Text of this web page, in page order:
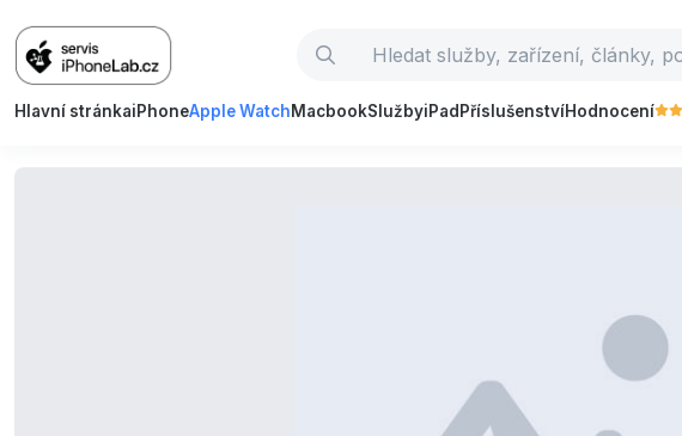
Hlavní stránkaiPhoneApple WatchMacbookSlužbyiPad PříslušenstvíHodnocení